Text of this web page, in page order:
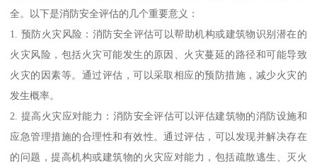
全。以下是消防安全评估的几个重要意义：
1. 预防火灾风险：消防安全评估可以帮助机构或建筑物识别潜在的
火灾风险，包括火灾可能发生的原因、火灾蔓延的路径和可能导致
火灾的因素等。通过评估，可以采取相应的预防措施，减少火灾的
发生概率。
2. 提高火灾应对能力：消防安全评估可以评估建筑物的消防设施和
应急管理措施的合理性和有效性。通过评估，可以发现并解决存在
的问题，提高机构或建筑物的火灾应对能力，包括疏散逃生、灭火